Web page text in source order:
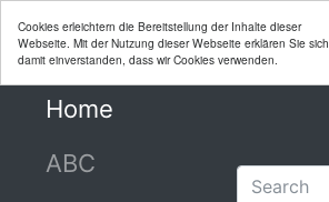
Cookies erleichtern die Bereitstellung der Inhalte dieser
Webseite. Mit der Nutzung dieser Webseite erklären Sie sich
damit einverstanden, dass wir Cookies verwenden.
Home
ABC